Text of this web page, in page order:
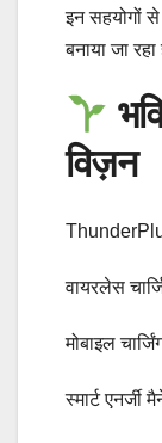
इन सहयोगों से
बनाया जा रहा
विज़न
वायरलेस
मोबाइल
स्मार्ट एनर्जी